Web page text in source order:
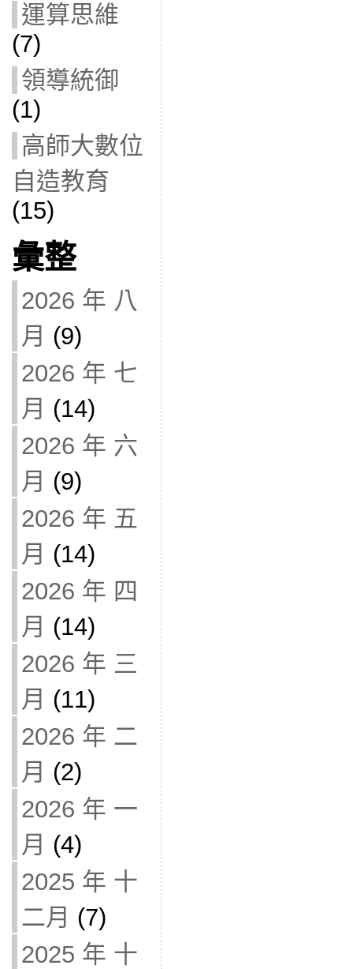
運算思維
(7)
領導統御
(1)
高師大數位
自造教育
(15)
彙整
2026 年 八
月 (9)
2026 年 七
月 (14)
2026 年 六
月 (9)
2026 年 五
月 (14)
2026 年 四
月 (14)
2026 年 三
月 (11)
2026 年 二
月 (2)
2026 年 一
月 (4)
2025 年 十
二月 (7)
2025 年 十